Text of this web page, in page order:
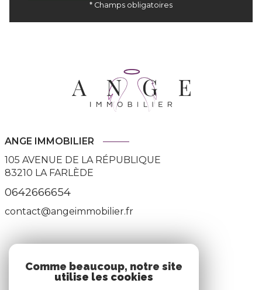
* Champs obligatoires
ANGE IMMOBILIER
105 AVENUE DE LA RÉPUBLIQUE
83210 LA FARLÈDE
0642666654
contact@angeimmobilier.fr
Nous adhérons
Comme beaucoup, notre site
utilise les cookies